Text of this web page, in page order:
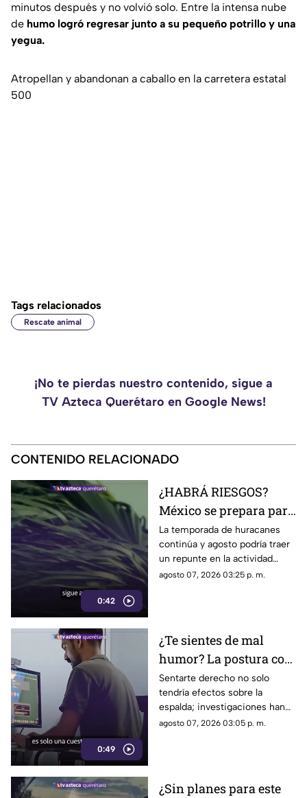
minutos después y no volvió solo. Entre la intensa nube
de humo logró regresar junto a su pequeño potrillo y una
yegua.
Atropellan y abandonan a caballo en la carretera estatal
500
Tags relacionados
Rescate animal
¡No te pierdas nuestro contenido, sigue a
TV Azteca Querétaro en Google News!
CONTENIDO RELACIONADO
0:42
¿HABRÁ RIESGOS?
México se prepara para
otro posible ciclón
tropical; esta sería la
fecha
La temporada de huracanes
continúa y agosto podría traer
un repunte en la actividad
tropical; estos son los
agosto 07, 2026 03:25 p. m.
0:49
¿Te sientes de mal
humor? La postura con
la que pasas el día
podría influir
Sentarte derecho no solo
tendría efectos sobre la
espalda; investigaciones han
encontrado una posible
agosto 07, 2026 03:05 p. m.
¿Sin planes para este